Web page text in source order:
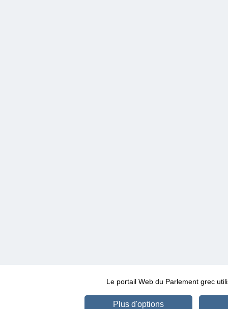
Le portail Web du Parlement grec
Plus d'options